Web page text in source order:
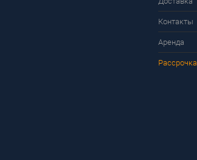
Контакты
Аренда
Рассрочка